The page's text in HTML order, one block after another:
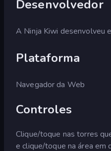
Desenvolvedor
A Ninja Kiwi desenvolveu
Plataforma
Navegador da Web
Controles
Clique/toque nas torres
e clique/toque na área em